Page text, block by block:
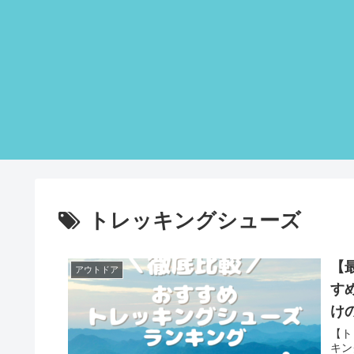
トレッキングシューズ
アウトドア
す
け
【
キ